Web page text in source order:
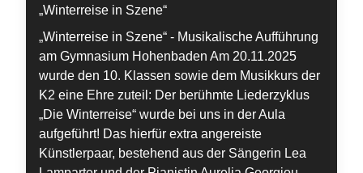
„Winterreise in Szene“
„Winterreise in Szene“ - Musikalische Aufführung
am Gymnasium Hohenbaden Am 20.11.2025
wurde den 10. Klassen sowie dem Musikkurs der
K2 eine Ehre zuteil: Der berühmte Liederzyklus
„Die Winterreise“ wurde bei uns in der Aula
aufgeführt! Das hierfür extra angereiste
Künstlerpaar, bestehend aus der Sängerin Lea